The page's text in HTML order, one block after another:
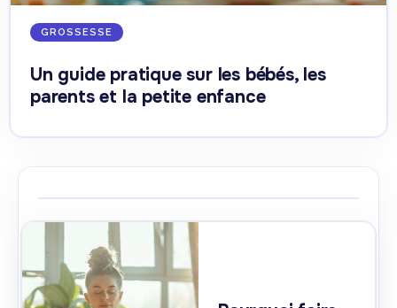
GROSSESSE
Un guide pratique sur les bébés, les
parents et la petite enfance